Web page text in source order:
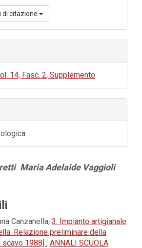
citazione
14, Fasc. 2, Supplemento
Maria Adelaide Vaggioli
Canzanella, 3. Impianto artigianale
Relazione preliminare della
scavo 1988] , ANNALI SCUOLA